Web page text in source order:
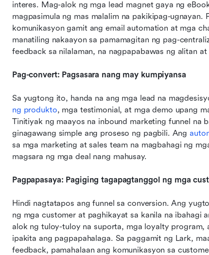
interes. Mag-alok ng mga lead magnet gaya ng
magpasimula ng mas malalim na pakikipag-ugnayan.
komunikasyon gamit ang email automation at mga
manatiling nakaayon sa pamamagitan ng pag-
feedback sa nilalaman, na nagpapabawas ng alitan
Pag-convert: Pagsasara nang may kumpiyansa
Sa yugtong ito, handa na ang mga lead na
ng produkto, mga testimonial, at mga demo upang
Tinitiyak ng maayos na inbound marketing funnel
ginagawang simple ang proseso ng pagbili. Ang
sa mga marketing at sales team na magbahagi ng
magsara ng mga deal nang mahusay.
Pagpapasaya: Pagiging tagapagtanggol ng mga
Hindi nagtatapos ang funnel sa conversion. Ang
ng mga customer at paghikayat sa kanila na ibahagi
alok ng tuloy-tuloy na suporta, mga loyalty program,
ipakita ang pagpapahalaga. Sa paggamit ng Lark,
feedback, pamahalaan ang komunikasyon sa